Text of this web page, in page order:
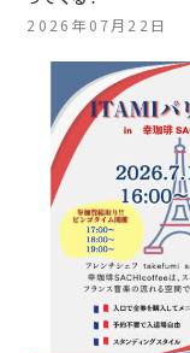
2026年07月22日